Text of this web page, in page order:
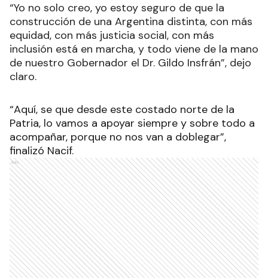
“Yo no solo creo, yo estoy seguro de que la
construcción de una Argentina distinta, con más
equidad, con más justicia social, con más
inclusión está en marcha, y todo viene de la mano
de nuestro Gobernador el Dr. Gildo Insfrán”, dejo
claro.
“Aquí, se que desde este costado norte de la
Patria, lo vamos a apoyar siempre y sobre todo a
acompañar, porque no nos van a doblegar”,
finalizó Nacif.
Ads